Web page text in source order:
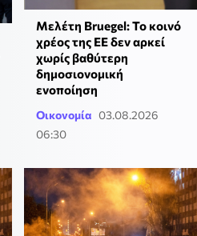
Μελέτη Bruegel: Το κοινό
χρέος της ΕΕ δεν αρκεί
χωρίς βαθύτερη
δημοσιονομική
ενοποίηση
Οικονομία 03.08.2026
06:30